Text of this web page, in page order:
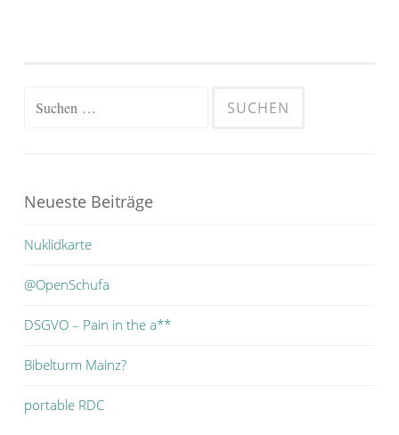
Suchen
Neueste Beiträge
Nuklidkarte
@OpenSchufa
DSGVO – Pain in the a**
Bibelturm Mainz?
portable RDC